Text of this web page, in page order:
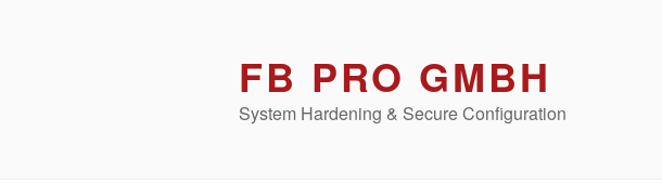
FB PRO GMBH
System Hardening & Secure Configuration